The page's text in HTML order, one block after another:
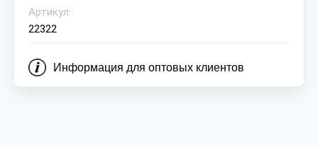
Артикул:
22322
Информация для оптовых клиентов